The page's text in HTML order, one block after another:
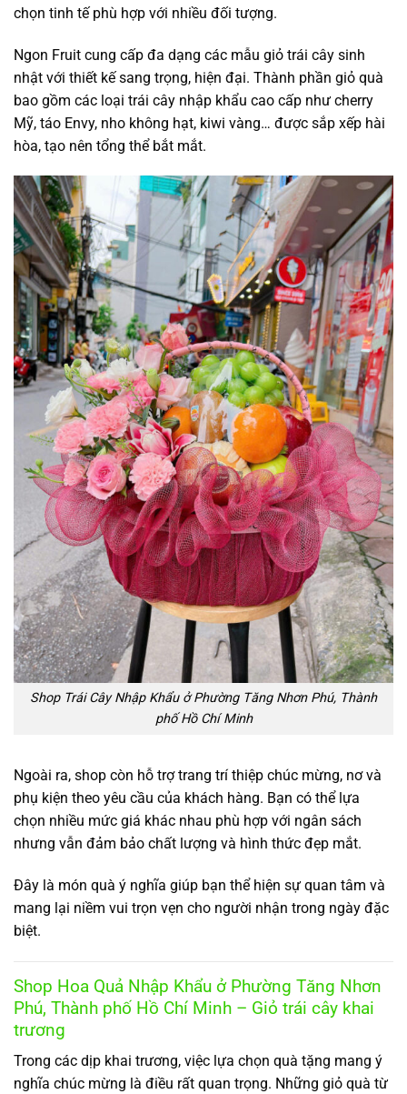
chọn tinh tế phù hợp với nhiều đối tượng.
Ngon Fruit cung cấp đa dạng các mẫu giỏ trái cây sinh
nhật với thiết kế sang trọng, hiện đại. Thành phần giỏ quà
bao gồm các loại trái cây nhập khẩu cao cấp như cherry
Mỹ, táo Envy, nho không hạt, kiwi vàng… được sắp xếp hài
hòa, tạo nên tổng thể bắt mắt.
Shop Trái Cây Nhập Khẩu ở Phường Tăng Nhơn Phú, Thành
phố Hồ Chí Minh
Ngoài ra, shop còn hỗ trợ trang trí thiệp chúc mừng, nơ và
phụ kiện theo yêu cầu của khách hàng. Bạn có thể lựa
chọn nhiều mức giá khác nhau phù hợp với ngân sách
nhưng vẫn đảm bảo chất lượng và hình thức đẹp mắt.
Đây là món quà ý nghĩa giúp bạn thể hiện sự quan tâm và
mang lại niềm vui trọn vẹn cho người nhận trong ngày đặc
biệt.
Shop Hoa Quả Nhập Khẩu ở Phường Tăng Nhơn
Phú, Thành phố Hồ Chí Minh – Giỏ trái cây khai
trương
Trong các dịp khai trương, việc lựa chọn quà tặng mang ý
nghĩa chúc mừng là điều rất quan trọng. Những giỏ quà từ